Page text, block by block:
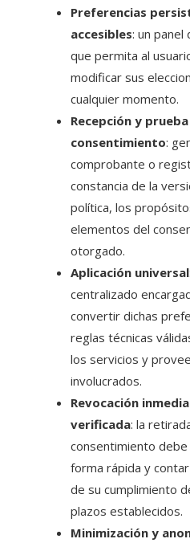
Preferencias
accesibles: un panel
que permita al
modificar sus
cualquier momento.
Recepción y
consentimiento:
comprobante o
constancia de la
política, los
elementos del
otorgado.
Aplicación universal
centralizado
convertir dichas
reglas técnicas
los servicios y
involucrados.
Revocación
verificada: la
consentimiento
forma rápida y
de su cumplimiento
plazos establecidos.
Minimización y